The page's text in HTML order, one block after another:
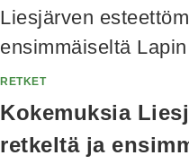
RETKET
Kokemuksia
retkeltä ja